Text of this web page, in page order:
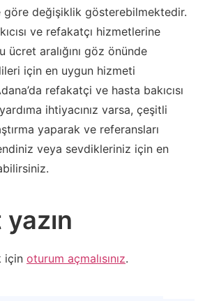
göre değişiklik gösterebilmektedir.
ve refakatçı hizmetlerine
ücret aralığını göz önünde
için en uygun hizmeti
refakatçi ve hasta bakıcısı
ihtiyacınız varsa, çeşitli
yaparak ve referansları
veya sevdikleriniz için en
için oturum açmalısınız.